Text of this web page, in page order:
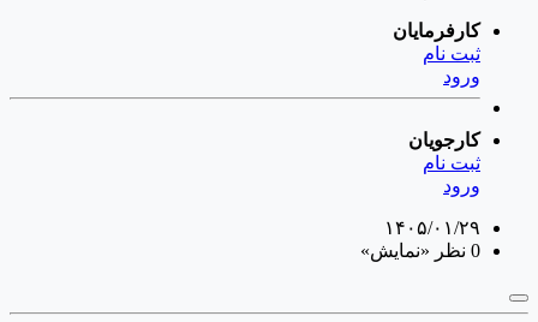
کارفرمایان
ثبت نام
ورود
کارجویان
ثبت نام
ورود
۱۴۰۵/۰۱/۲۹
0 نظر
«نمایش»